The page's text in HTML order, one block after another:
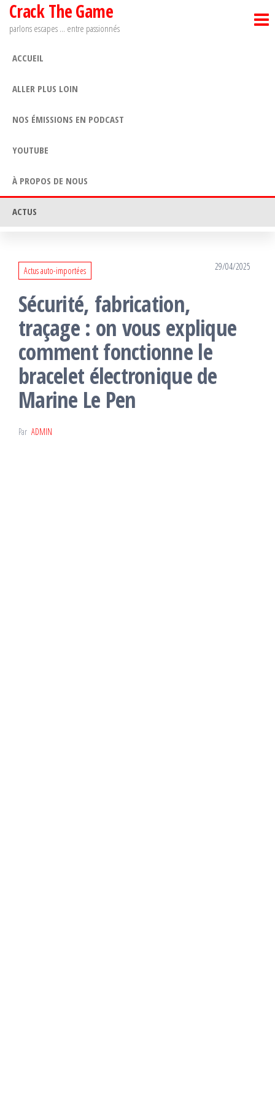
Passer
Crack The Game
parlons escapes … entre passionnés
ACCUEIL
ALLER PLUS LOIN
NOS ÉMISSIONS EN PODCAST
YOUTUBE
À PROPOS DE NOUS
ACTUS
Actus auto-importées 29/04/2025
Sécurité, fabrication,
traçage : on vous explique
comment fonctionne le
bracelet électronique de
Marine Le Pen
Par ADMIN